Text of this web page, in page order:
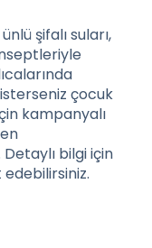
şifalı suları,
çocuk
kampanyalı
bilgi için
edebilirsiniz.